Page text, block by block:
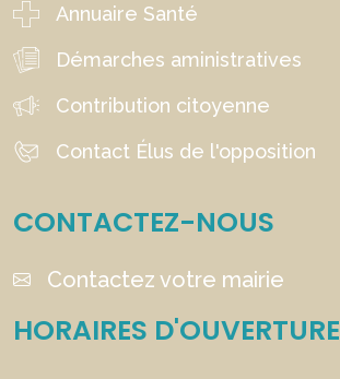
Annuaire Santé
Démarches aministratives
Contribution citoyenne
Contact Élus de l'opposition
CONTACTEZ-NOUS
Contactez votre mairie
HORAIRES D'OUVERTURE